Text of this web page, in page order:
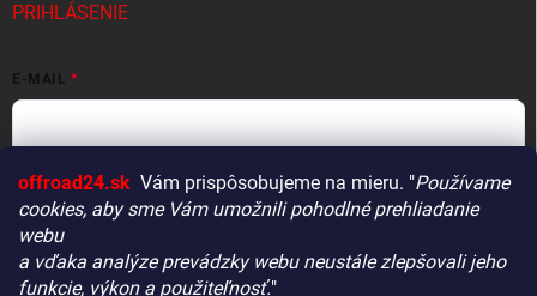
offroad24.sk Vám prispôsobujeme na mieru. "Používame
cookies, aby sme Vám umožnili pohodlné prehliadanie
webu
a vďaka analýze prevádzky webu neustále zlepšovali jeho
funkcie, výkon a použiteľnosť."
PRIHLÁSENIE
E-MAIL
HESLO